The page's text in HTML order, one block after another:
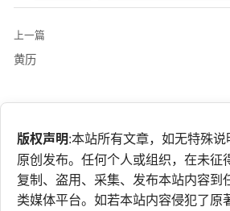
上一篇
黄历
版权声明:本站所有文章，如无特殊
原创发布。任何个人或组织，在未征
复制、盗用、采集、发布本站内容到
类媒体平台。如若本站内容侵犯了原